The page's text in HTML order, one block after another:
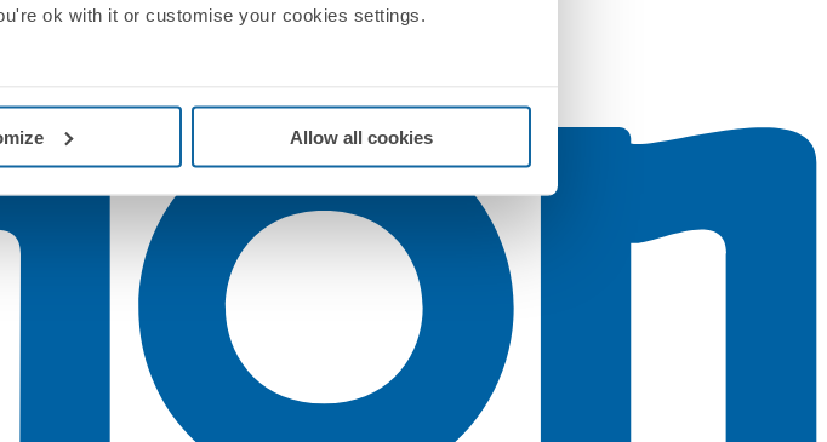
ok with it or customise your cookies settings.
Allow all cookies